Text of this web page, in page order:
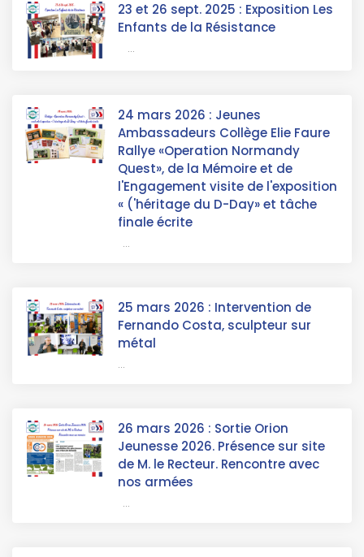
23 et 26 sept. 2025 : Exposition Les
Enfants de la Résistance
...
24 mars 2026 : Jeunes
Ambassadeurs Collège Elie Faure
Rallye «Operation Normandy
Quest», de la Mémoire et de
l'Engagement visite de l'exposition
« ('héritage du D-Day» et tâche
finale écrite
...
25 mars 2026 : Intervention de
Fernando Costa, sculpteur sur
métal
...
26 mars 2026 : Sortie Orion
Jeunesse 2026. Présence sur site
de M. le Recteur. Rencontre avec
nos armées
...